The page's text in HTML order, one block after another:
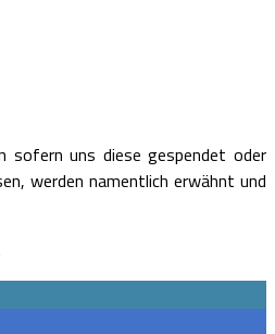
sofern uns diese gespendet oder
werden namentlich erwähnt und